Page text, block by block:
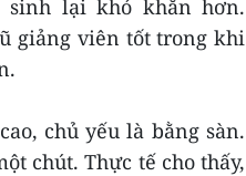
lại khó khăn hơn.
giảng viên tốt trong khi
chủ yếu là bằng sàn.
chút. Thực tế cho thấy,